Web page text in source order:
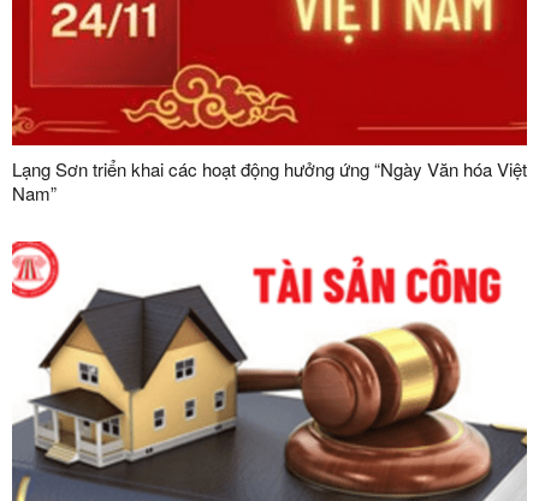
Lạng Sơn triển khai các hoạt động hưởng ứng “Ngày Văn hóa Việt
Nam”